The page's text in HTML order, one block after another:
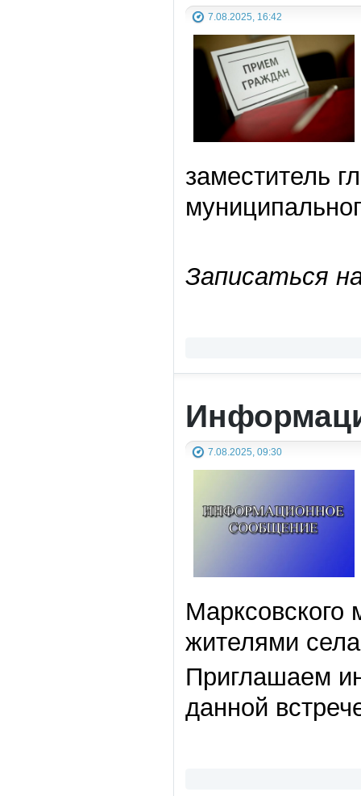
7.08.2025, 16:42
заместитель
Записаться
7.08.2025, 09:30
Марксовского
жителями
Приглашаем
данной